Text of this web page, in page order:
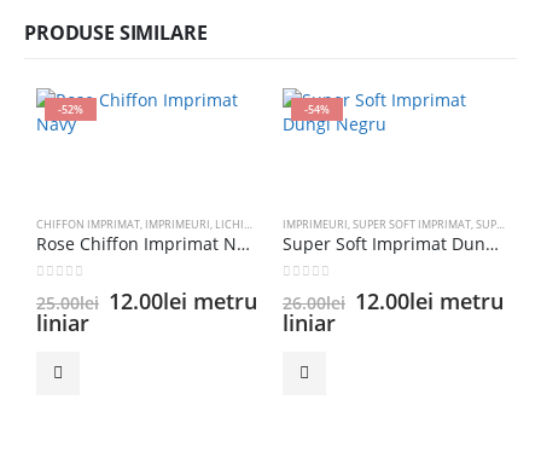
PRODUSE SIMILARE
-52%
CHIFFON IMPRIMAT, IMPRIMEURI, LICHIDĂRI DE STOC
Rose Chiffon Imprimat Navy
25.00lei Prețul
12.00lei Prețul
metru
liniar
-54%
IMPRIMEURI,SUPER SOFT IMPRIMAT,SUPER SOFT IMPRIMAT
Super Soft Imprimat Dungi Negru
26.00lei Prețul
12.00lei Prețul
metru
liniar